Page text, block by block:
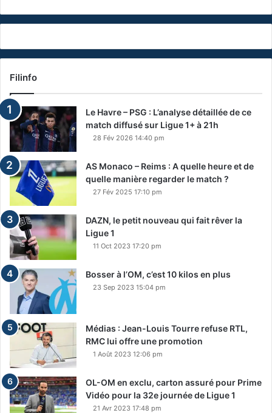
Filinfo
Le Havre – PSG : L’analyse détaillée de ce
match diffusé sur Ligue 1+ à 21h
28 Fév 2026 14:40 pm
AS Monaco – Reims : A quelle heure et de
quelle manière regarder le match ?
27 Fév 2025 17:10 pm
DAZN, le petit nouveau qui fait rêver la
Ligue 1
11 Oct 2023 17:20 pm
Bosser à l’OM, c’est 10 kilos en plus
23 Sep 2023 15:04 pm
Médias : Jean-Louis Tourre refuse RTL,
RMC lui offre une promotion
1 Août 2023 12:06 pm
OL-OM en exclu, carton assuré pour Prime
Vidéo pour la 32e journée de Ligue 1
21 Avr 2023 17:48 pm